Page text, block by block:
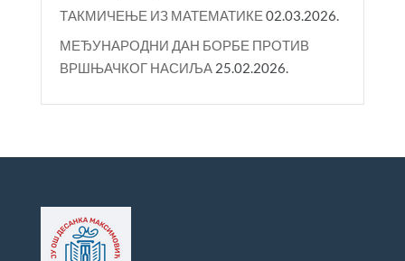
ТАКМИЧЕЊЕ ИЗ МАТЕМАТИКЕ 02.03.2026.
МЕЂУНАРОДНИ ДАН БОРБЕ ПРОТИВ
ВРШЊАЧКОГ НАСИЉА 25.02.2026.